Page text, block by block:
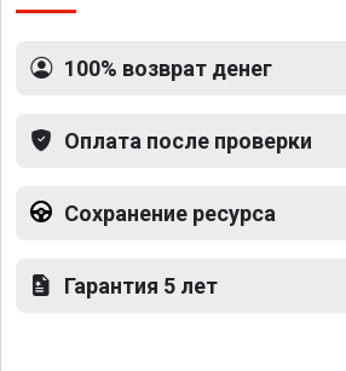
100% возврат денег
Оплата после проверки
Сохранение ресурса
Гарантия 5 лет